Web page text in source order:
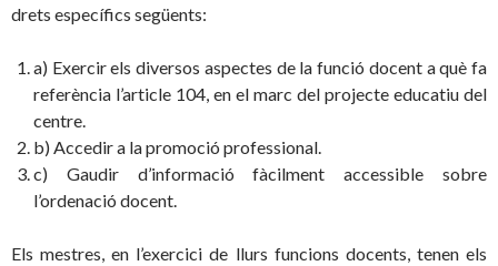
drets específics següents:
a) Exercir els diversos aspectes de la funció docent a què fa
referència l’article 104, en el marc del projecte educatiu del
centre.
b) Accedir a la promoció professional.
c) Gaudir d’informació fàcilment accessible sobre
l’ordenació docent.
Els mestres, en l’exercici de llurs funcions docents, tenen els